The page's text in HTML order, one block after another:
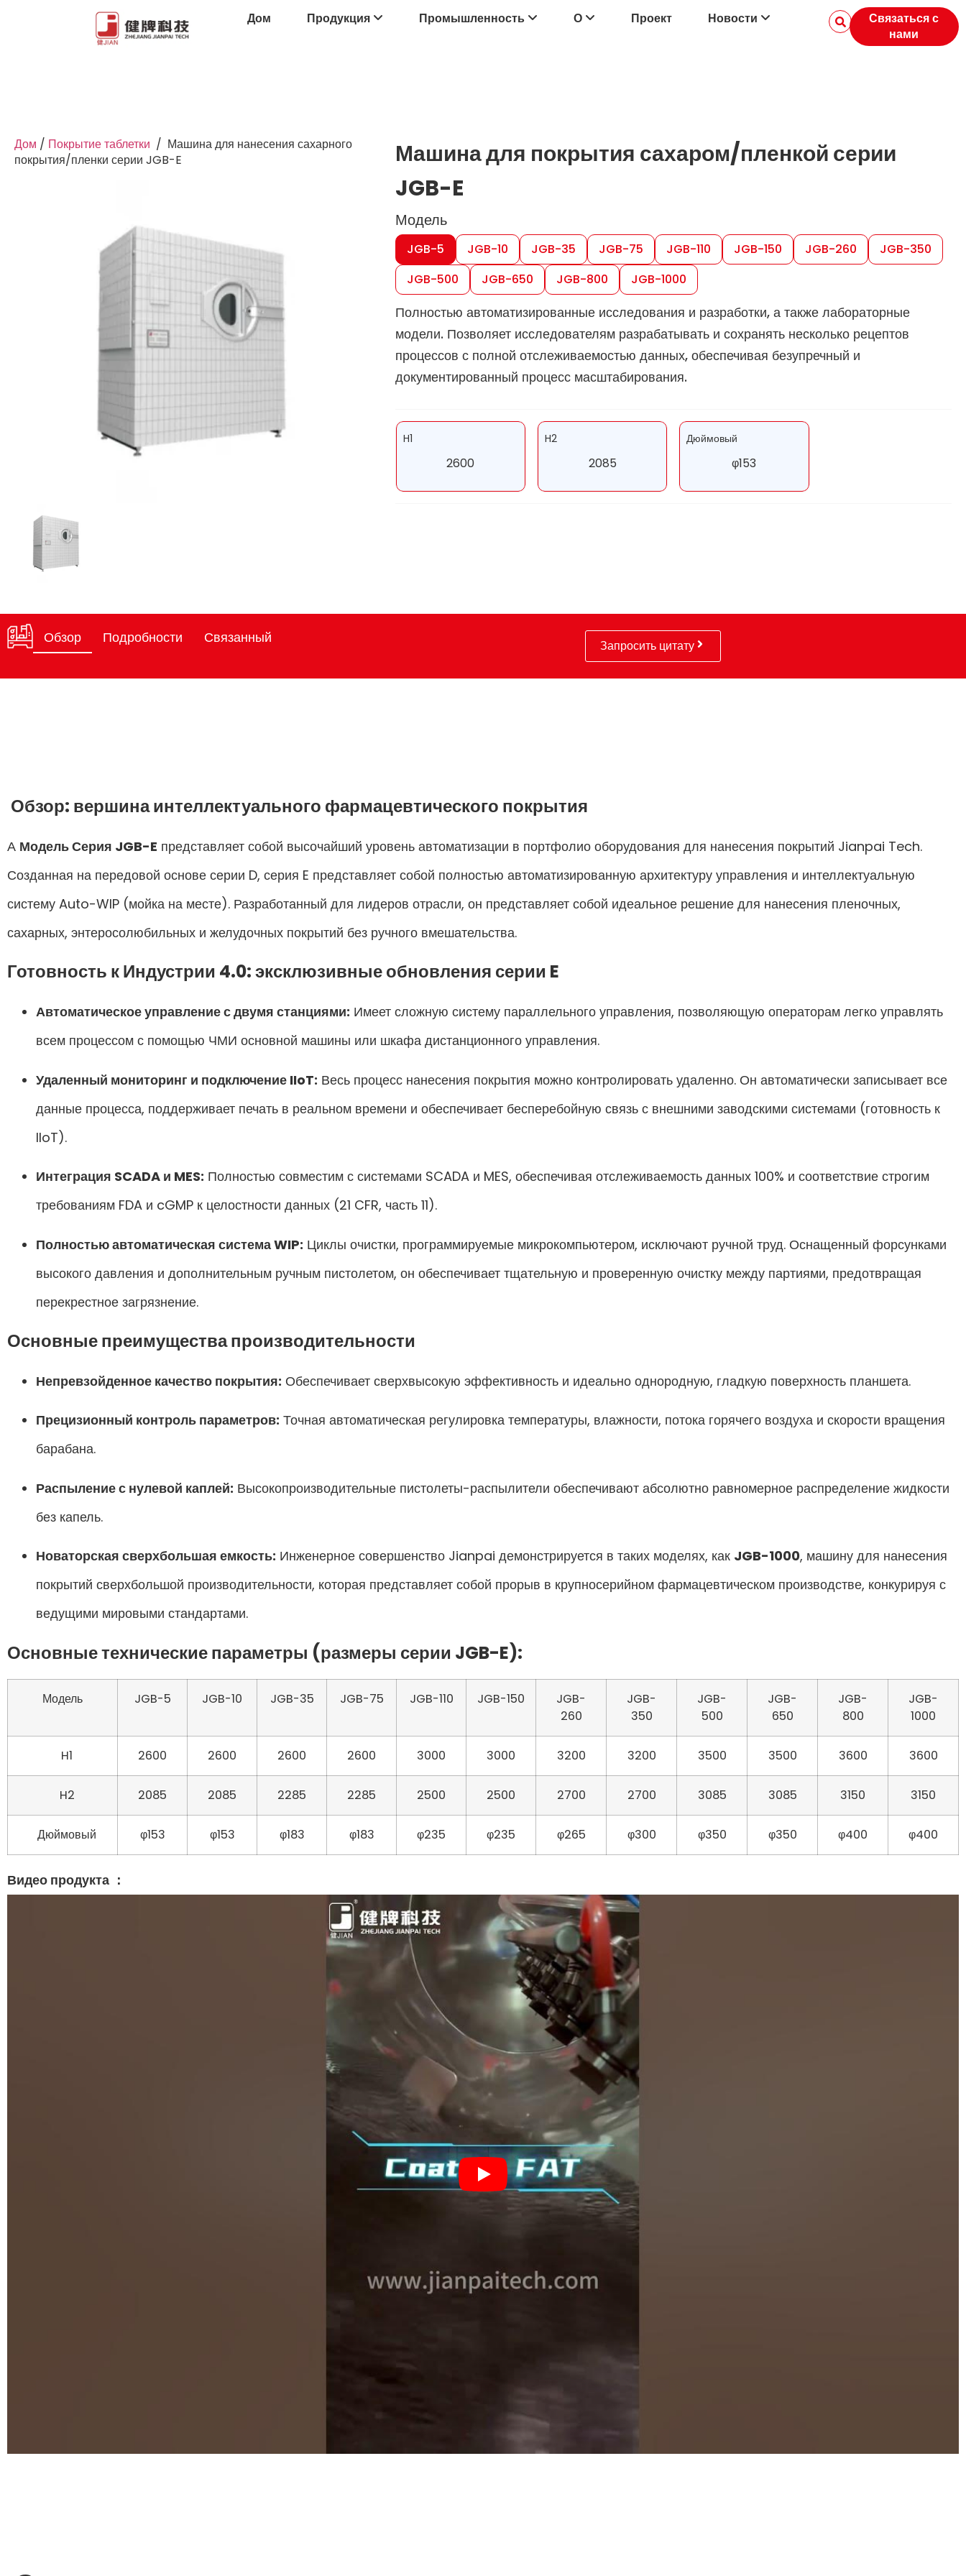
Дом Продукция Промышленность О Проект Новости
Связаться с
нами
Дом / Покрытие таблетки / Машина для нанесения сахарного
покрытия/пленки серии JGB-E
Машина для покрытия сахаром/пленкой серии
JGB-E
Модель
JGB-5 JGB-10 JGB-35 JGB-75 JGB-110 JGB-150 JGB-260
JGB-350
JGB-500
JGB-650 JGB-800 JGB-1000
Полностью автоматизированные исследования и разработки, а также лабораторные
модели. Позволяет исследователям разрабатывать и сохранять несколько рецептов
процессов с полной отслеживаемостью данных, обеспечивая безупречный и
документированный процесс масштабирования.
H1
2600
H2
2085
Дюймовый
φ153
Обзор Подробности Связанный Запросить цитату
Обзор: вершина интеллектуального фармацевтического покрытия
А Модель Серия JGB-E представляет собой высочайший уровень автоматизации в портфолио оборудования для нанесения покрытий Jianpai Tech.
Созданная на передовой основе серии D, серия E представляет собой полностью автоматизированную архитектуру управления и интеллектуальную
систему Auto-WIP (мойка на месте). Разработанный для лидеров отрасли, он представляет собой идеальное решение для нанесения пленочных,
сахарных, энтеросолюбильных и желудочных покрытий без ручного вмешательства.
Готовность к Индустрии 4.0: эксклюзивные обновления серии E
Автоматическое управление с двумя станциями: Имеет сложную систему параллельного управления, позволяющую операторам легко управлять
всем процессом с помощью ЧМИ основной машины или шкафа дистанционного управления.
Удаленный мониторинг и подключение IIoT: Весь процесс нанесения покрытия можно контролировать удаленно. Он автоматически записывает все
данные процесса, поддерживает печать в реальном времени и обеспечивает бесперебойную связь с внешними заводскими системами (готовность к
IIoT).
Интеграция SCADA и MES: Полностью совместим с системами SCADA и MES, обеспечивая отслеживаемость данных 100% и соответствие строгим
требованиям FDA и cGMP к целостности данных (21 CFR, часть 11).
Полностью автоматическая система WIP: Циклы очистки, программируемые микрокомпьютером, исключают ручной труд. Оснащенный форсунками
высокого давления и дополнительным ручным пистолетом, он обеспечивает тщательную и проверенную очистку между партиями, предотвращая
перекрестное загрязнение.
Основные преимущества производительности
Непревзойденное качество покрытия: Обеспечивает сверхвысокую эффективность и идеально однородную, гладкую поверхность планшета.
Прецизионный контроль параметров: Точная автоматическая регулировка температуры, влажности, потока горячего воздуха и скорости вращения
барабана.
Распыление с нулевой каплей: Высокопроизводительные пистолеты-распылители обеспечивают абсолютно равномерное распределение жидкости
без капель.
Новаторская сверхбольшая емкость: Инженерное совершенство Jianpai демонстрируется в таких моделях, как JGB-1000, машину для нанесения
покрытий сверхбольшой производительности, которая представляет собой прорыв в крупносерийном фармацевтическом производстве, конкурируя с
ведущими мировыми стандартами.
Основные технические параметры (размеры серии JGB-E):
Модель JGB-5 JGB-10 JGB-35 JGB-75 JGB-110 JGB-150
JGB-
260
JGB-
350
JGB-
500
JGB-
650
JGB-
800
JGB-
1000
H1 2600 2600 2600 2600 3000 3000 3200 3200 3500 3500 3600 3600
H2 2085 2085 2285 2285 2500 2500 2700 2700 3085 3085 3150 3150
Дюймовый φ153 φ153 φ183 φ183 φ235 φ235 φ265 φ300 φ350 φ350 φ400 φ400
Видео продукта ：